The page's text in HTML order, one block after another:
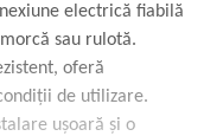
electrică fiabilă
sau rulotă.
oferă
de utilizare.
ușoară și o